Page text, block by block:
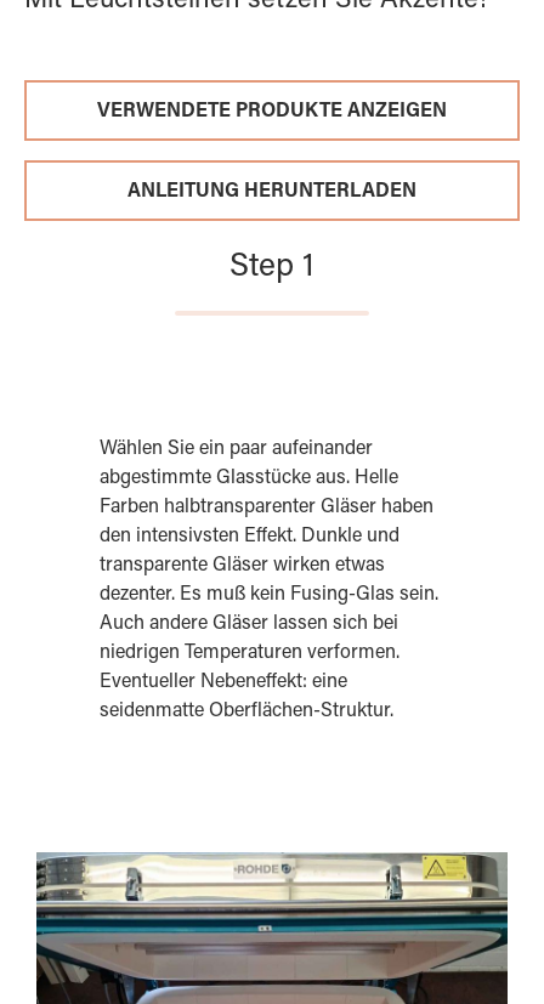
VERWENDETE PRODUKTE ANZEIGEN
ANLEITUNG HERUNTERLADEN
Step 1
Wählen Sie ein paar aufeinander
abgestimmte Glasstücke aus. Helle
Farben halbtransparenter Gläser haben
den intensivsten Effekt. Dunkle und
transparente Gläser wirken etwas
dezenter. Es muß kein Fusing-Glas sein.
Auch andere Gläser lassen sich bei
niedrigen Temperaturen verformen.
Eventueller Nebeneffekt: eine
seidenmatte Oberflächen-Struktur.